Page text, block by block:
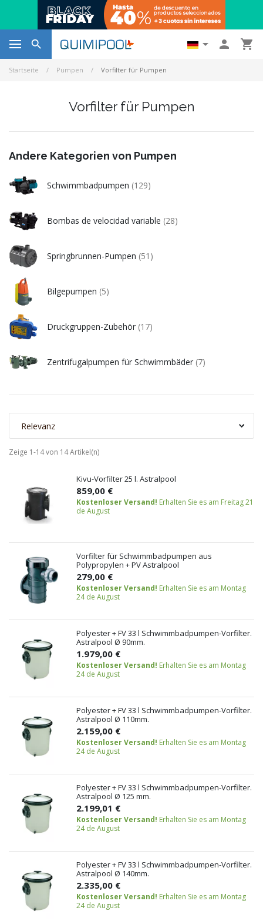
   
Startseite Pumpen Vorfilter für Pumpen
Vorfilter für Pumpen
Andere Kategorien von Pumpen
Schwimmbadpumpen (129)
Bombas de velocidad variable (28)
Springbrunnen-Pumpen (51)
Bilgepumpen (5)
Druckgruppen-Zubehör (17)
Zentrifugalpumpen für Schwimmbäder (7)
Relevanz
Zeige 1-14 von 14 Artikel(n)
Kivu-Vorfilter 25 l. Astralpool
859,00 €
Kostenloser Versand! Erhalten Sie es am Freitag 21
de August
Vorfilter für Schwimmbadpumpen aus
Polypropylen + PV Astralpool
279,00 €
Kostenloser Versand! Erhalten Sie es am Montag
24 de August
Polyester + FV 33 l Schwimmbadpumpen-Vorfilter.
Astralpool Ø 90mm.
1.979,00 €
Kostenloser Versand! Erhalten Sie es am Montag
24 de August
Polyester + FV 33 l Schwimmbadpumpen-Vorfilter.
Astralpool Ø 110mm.
2.159,00 €
Kostenloser Versand! Erhalten Sie es am Montag
24 de August
Polyester + FV 33 l Schwimmbadpumpen-Vorfilter.
Astralpool Ø 125 mm.
2.199,01 €
Kostenloser Versand! Erhalten Sie es am Montag
24 de August
Polyester + FV 33 l Schwimmbadpumpen-Vorfilter.
Astralpool Ø 140mm.
2.335,00 €
Kostenloser Versand! Erhalten Sie es am Montag
24 de August